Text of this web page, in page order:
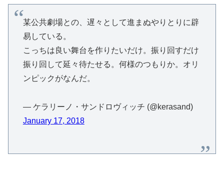
某公共劇場との、遅々として進まぬやりとりに辟
易している。
こっちは良い舞台を作りたいだけ。振り回すだけ
振り回して延々待たせる。何様のつもりか。オリ
ンピックがなんだ。
— ケラリーノ・サンドロヴィッチ (@kerasand)
January 17, 2018